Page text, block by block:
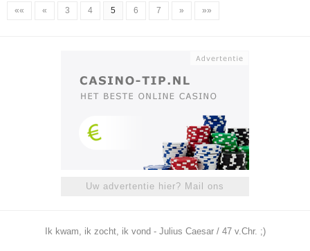
«« « 3 4 5 6 7 » »»
Uw advertentie hier? Mail ons
Ik kwam, ik zocht, ik vond - Julius Caesar / 47 v.Chr. ;)